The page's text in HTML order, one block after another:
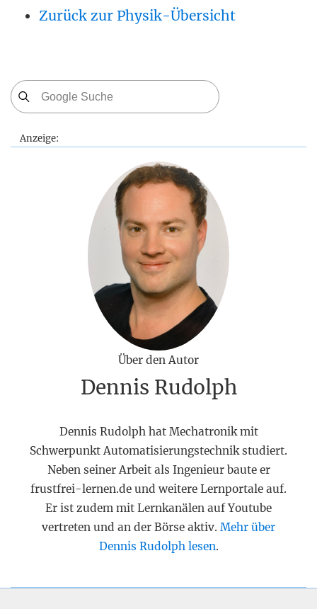
Zurück zur Physik-Übersicht
Anzeige:
Über den Autor
Dennis Rudolph
Dennis Rudolph hat Mechatronik mit
Schwerpunkt Automatisierungstechnik studiert.
Neben seiner Arbeit als Ingenieur baute er
frustfrei-lernen.de und weitere Lernportale auf.
Er ist zudem mit Lernkanälen auf Youtube
vertreten und an der Börse aktiv. Mehr über
Dennis Rudolph lesen.